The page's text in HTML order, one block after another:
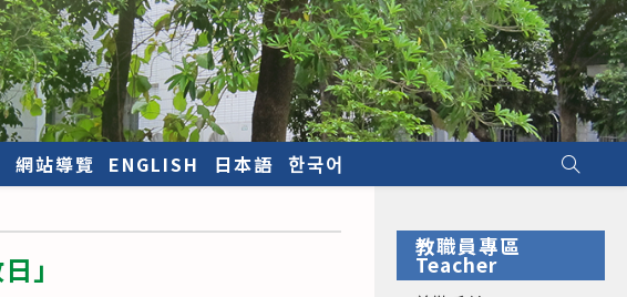
網站導覽 ENGLISH 日本語 한국어
」
教職員專區
Teacher